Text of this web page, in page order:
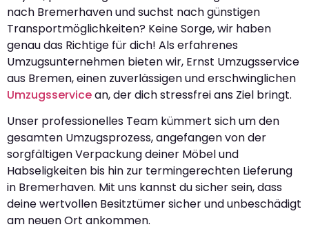
nach Bremerhaven und suchst nach günstigen
Transportmöglichkeiten? Keine Sorge, wir haben
genau das Richtige für dich! Als erfahrenes
Umzugsunternehmen bieten wir, Ernst Umzugsservice
aus Bremen, einen zuverlässigen und erschwinglichen
Umzugsservicean, der dich stressfrei ans Ziel bringt.
Unser professionelles Team kümmert sich um den
gesamten Umzugsprozess, angefangen von der
sorgfältigen Verpackung deiner Möbel und
Habseligkeiten bis hin zur termingerechten Lieferung
in Bremerhaven. Mit uns kannst du sicher sein, dass
deine wertvollen Besitztümer sicher und unbeschädigt
am neuen Ort ankommen.